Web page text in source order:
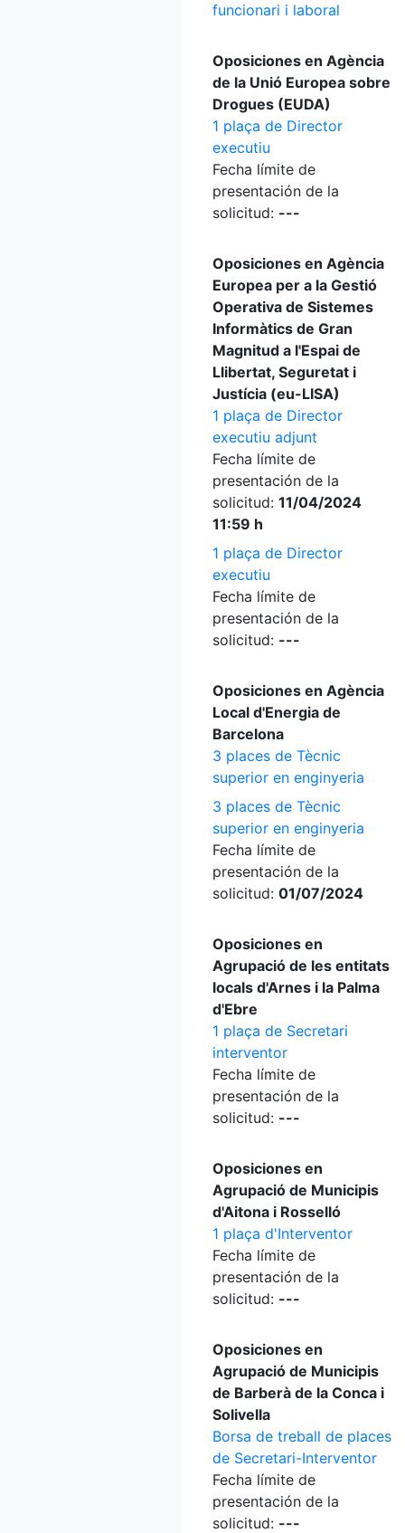
funcionari i laboral
Oposiciones en Agència
de la Unió Europea sobre
Drogues (EUDA)
1 plaça de Director
executiu
Fecha límite de
presentación de la
solicitud: ---
Oposiciones en Agència
Europea per a la Gestió
Operativa de Sistemes
Informàtics de Gran
Magnitud a l'Espai de
Llibertat, Seguretat i
Justícia (eu-LISA)
1 plaça de Director
executiu adjunt
Fecha límite de
presentación de la
solicitud: 11/04/2024
11:59 h
1 plaça de Director
executiu
Fecha límite de
presentación de la
solicitud: ---
Oposiciones en Agència
Local d'Energia de
Barcelona
3 places de Tècnic
superior en enginyeria
3 places de Tècnic
superior en enginyeria
Fecha límite de
presentación de la
solicitud: 01/07/2024
Oposiciones en
Agrupació de les entitats
locals d'Arnes i la Palma
d'Ebre
1 plaça de Secretari
interventor
Fecha límite de
presentación de la
solicitud: ---
Oposiciones en
Agrupació de Municipis
d'Aitona i Rosselló
1 plaça d'Interventor
Fecha límite de
presentación de la
solicitud: ---
Oposiciones en
Agrupació de Municipis
de Barberà de la Conca i
Solivella
Borsa de treball de places
de Secretari-Interventor
Fecha límite de
presentación de la
solicitud: ---